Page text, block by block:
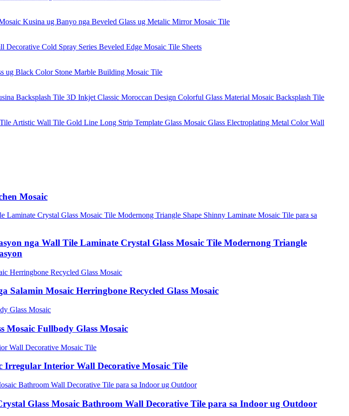
Mosaic
nga Wall Tile Laminate Crystal Glass Mosaic Tile Modernong Triangle
Salamin Mosaic Herringbone Recycled Glass Mosaic
Mosaic Fullbody Glass Mosaic
Irregular Interior Wall Decorative Mosaic Tile
Glass Mosaic Bathroom Wall Decorative Tile para sa Indoor ug Outdoor